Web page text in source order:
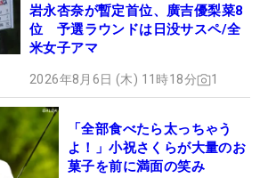
岩永杏奈が暫定首位、廣吉優梨菜8
位 予選ラウンドは日没サスペ/全
米女子アマ
2026年8月6日 (木) 11時18分 1
「全部食べたら太っちゃう
よ！」小祝さくらが大量のお
菓子を前に満面の笑み